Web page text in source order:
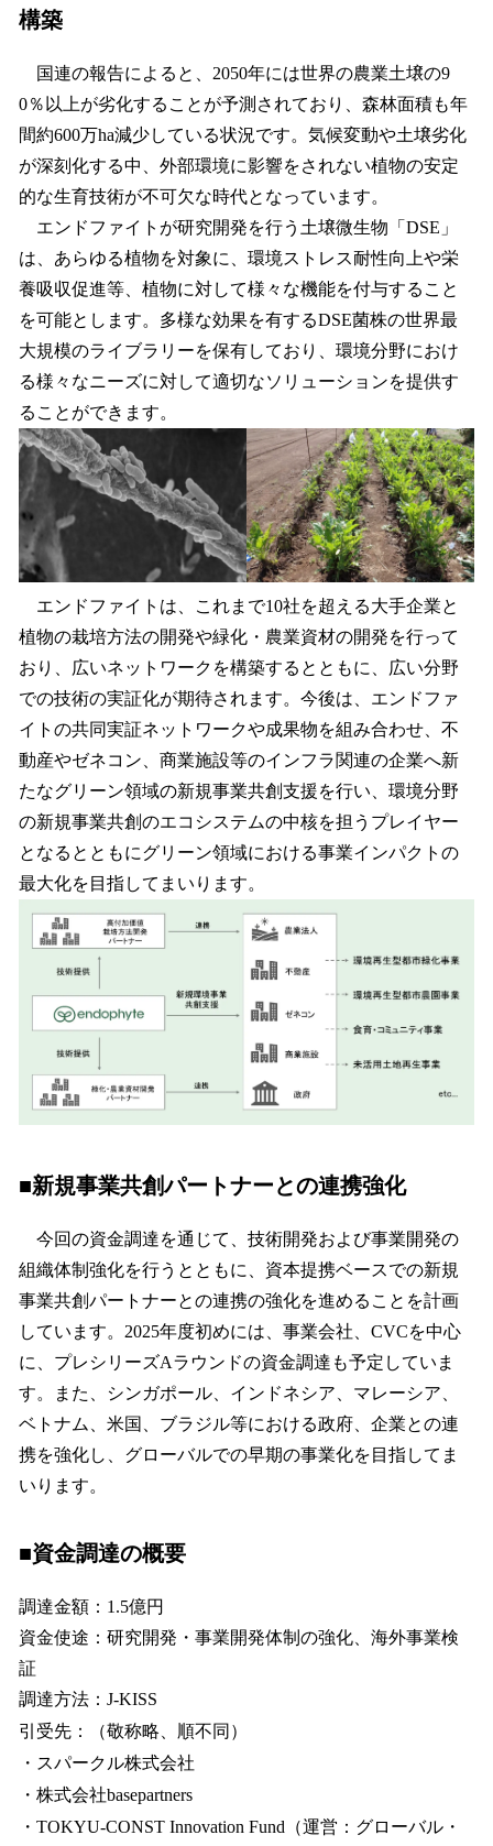
構築
国連の報告によると、2050年には世界の農業土壌の9
0％以上が劣化することが予測されており、森林面積も年
間約600万ha減少している状況です。気候変動や土壌劣化
が深刻化する中、外部環境に影響をされない植物の安定
的な生育技術が不可欠な時代となっています。
エンドファイトが研究開発を行う土壌微生物「DSE」
は、あらゆる植物を対象に、環境ストレス耐性向上や栄
養吸収促進等、植物に対して様々な機能を付与すること
を可能とします。多様な効果を有するDSE菌株の世界最
大規模のライブラリーを保有しており、環境分野におけ
る様々なニーズに対して適切なソリューションを提供す
ることができます。
エンドファイトは、これまで10社を超える大手企業と
植物の栽培方法の開発や緑化・農業資材の開発を行って
おり、広いネットワークを構築するとともに、広い分野
での技術の実証化が期待されます。今後は、エンドファ
イトの共同実証ネットワークや成果物を組み合わせ、不
動産やゼネコン、商業施設等のインフラ関連の企業へ新
たなグリーン領域の新規事業共創支援を行い、環境分野
の新規事業共創のエコシステムの中核を担うプレイヤー
となるとともにグリーン領域における事業インパクトの
最大化を目指してまいります。
■新規事業共創パートナーとの連携強化
今回の資金調達を通じて、技術開発および事業開発の
組織体制強化を行うとともに、資本提携ベースでの新規
事業共創パートナーとの連携の強化を進めることを計画
しています。2025年度初めには、事業会社、CVCを中心
に、プレシリーズAラウンドの資金調達も予定していま
す。また、シンガポール、インドネシア、マレーシア、
ベトナム、米国、ブラジル等における政府、企業との連
携を強化し、グローバルでの早期の事業化を目指してま
いります。
■資金調達の概要
調達金額：1.5億円
資金使途：研究開発・事業開発体制の強化、海外事業検
証
調達方法：J-KISS
引受先：（敬称略、順不同）
・スパークル株式会社
・株式会社basepartners
・TOKYU-CONST Innovation Fund（運営：グローバル・